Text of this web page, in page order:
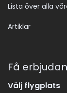
Lista över alla
Artiklar
Få
Välj flygplats